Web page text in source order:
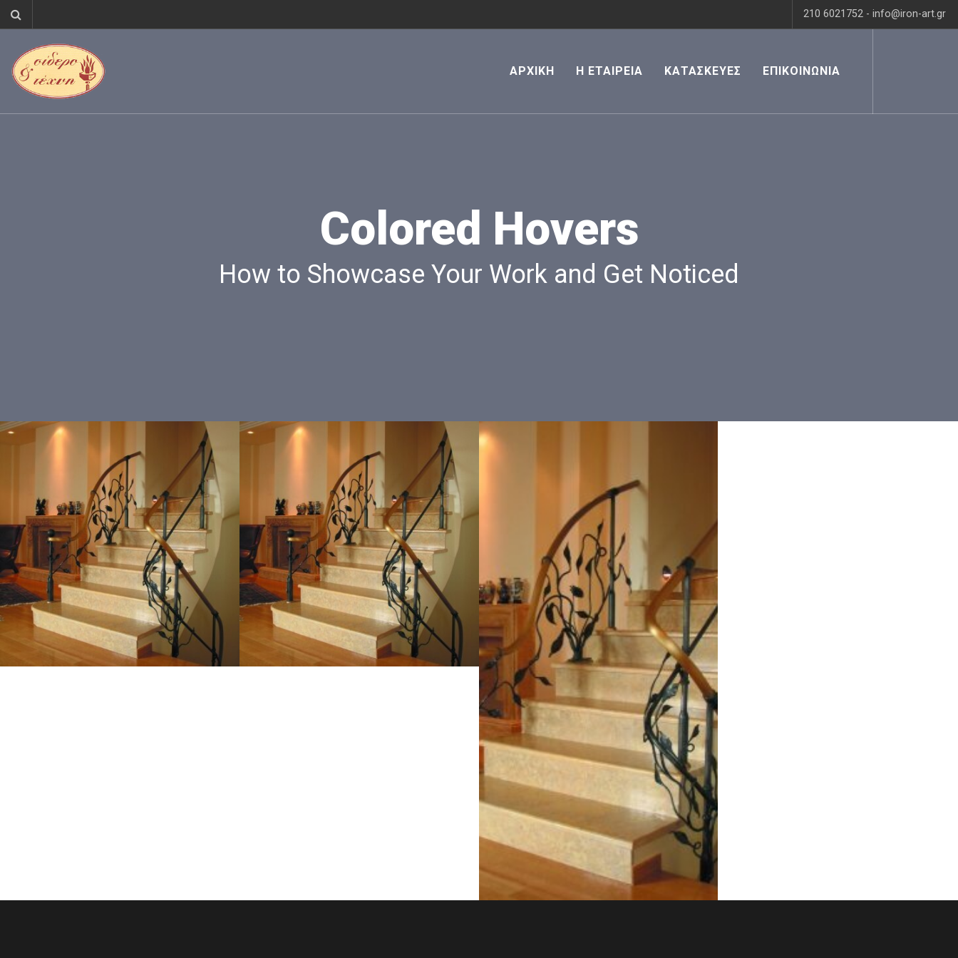
210 6021752 - info@iron-art.gr
ΑΡΧΙΚΗ Η ΕΤΑΙΡΕΙΑ ΚΑΤΑΣΚΕΥΕΣ ΕΠΙΚΟΙΝΩΝΙΑ
Colored Hovers
How to Showcase Your Work and Get Noticed